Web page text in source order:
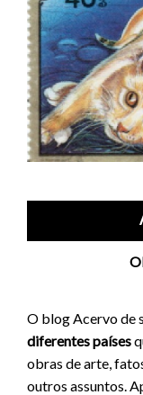
O blog Acervo de
diferentes países
obras de arte,
outros assuntos.